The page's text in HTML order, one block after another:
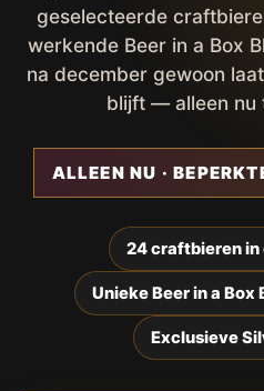
geselecteerde
werkende Beer in a Box
na december gewoon
blijft — alleen nu
ALLEEN NU ·
24 craftbieren in
Unieke Beer in a
Exclusieve